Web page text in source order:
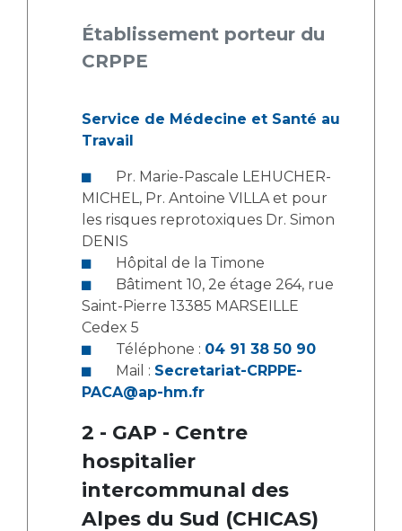
Sécurité
Les recherches en santé à l’AP-HM
Lieu de santé sans tabac
Établissement porteur du
CRPPE
Service de Médecine et Santé au
Travail
MICHEL, Pr. Antoine VILLA et pour
les risques reprotoxiques Dr. Simon
DENIS
Hôpital de la Timone
Saint-Pierre 13385 MARSEILLE
Cedex 5
Téléphone : 04 91 38 50 90
Mail : Secretariat-CRPPE-
PACA@ap-hm.fr
2 - GAP - Centre
hospitalier
intercommunal des
Alpes du Sud (CHICAS)